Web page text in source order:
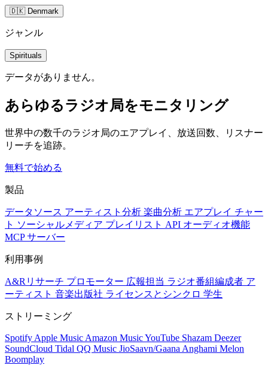
🇩🇰 Denmark
ジャンル
Spirituals
データがありません。
あらゆるラジオ局をモニタリング
世界中の数千のラジオ局のエアプレイ、放送回数、リスナー
リーチを追跡。
無料で始める
製品
データソース アーティスト分析 楽曲分析 エアプレイ チャー
ト ソーシャルメディア プレイリスト API オーディオ機能
MCP サーバー
利用事例
A&Rリサーチ プロモーター 広報担当 ラジオ番組編成者 ア
ーティスト 音楽出版社 ライセンスとシンクロ 学生
ストリーミング
Spotify Apple Music Amazon MusicYouTube Shazam Deezer
SoundCloud Tidal QQ Music JioSaavn/Gaana Anghami Melon
Boomplay